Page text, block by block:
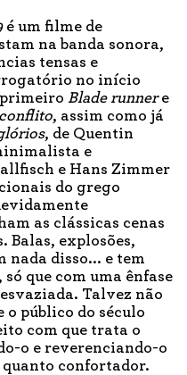
é um filme de
na banda sonora,
tensas e
no início
primeiro Bladerunnere
conflito, assim como já
, de Quentin
e
e Hans Zimmer
do grego
as clássicas cenas
Balas, explosões,
nada disso... e tem
que com uma ênfase
Talvez não
o público do século
com que trata o
o e reverenciando-o
confortador.